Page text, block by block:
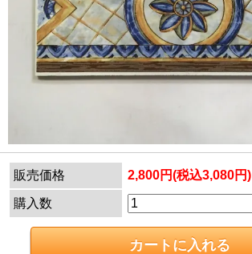
販売価格 2,800円(税込3,080円)
購入数